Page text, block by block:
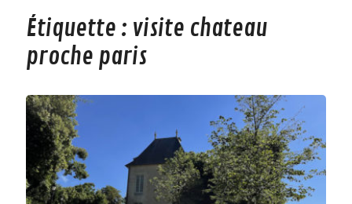
Étiquette : visite chateau
proche paris